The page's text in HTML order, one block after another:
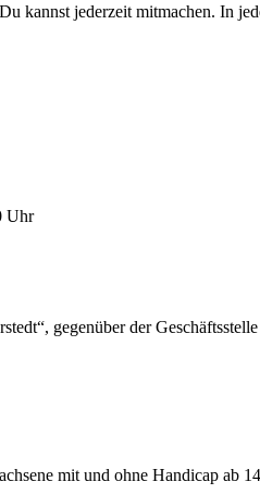
kannst jederzeit mitmachen. In
Uhr
gegenüber der
mit und ohne Handicap ab